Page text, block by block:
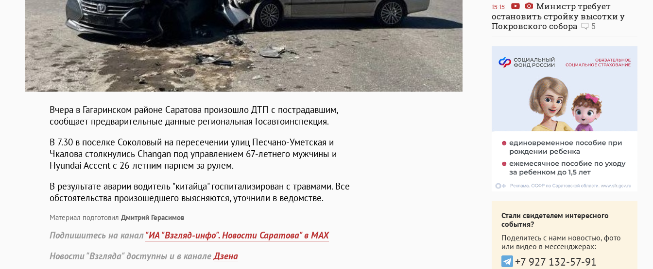
Вчера в Гагаринском районе Саратова произошло ДТП с пострадавшим,
сообщает предварительные данные региональная Госавтоинспекция.
В 7.30 в поселке Соколовый на пересечении улиц Песчано-Уметская и
Чкалова столкнулись Changan под управлением 67-летнего мужчины и
Hyundai Accent с 26-летним парнем за рулем.
В результате аварии водитель "китайца" госпитализирован с травмами. Все
обстоятельства произошедшего выясняются, уточнили в ведомстве.
Материал подготовил Дмитрий Герасимов
Подпишитесь на канал"ИА "Взгляд-инфо". Новости Саратова" в MAX
Новости "Взгляда" доступны и в каналеДзена
15:15
Министр требует
остановить стройку высотки у
Покровского собора
5
Стали свидетелем интересного
события?
Поделитесь с нами новостью, фото
или видео в мессенджерах:
+7 927 132-57-91